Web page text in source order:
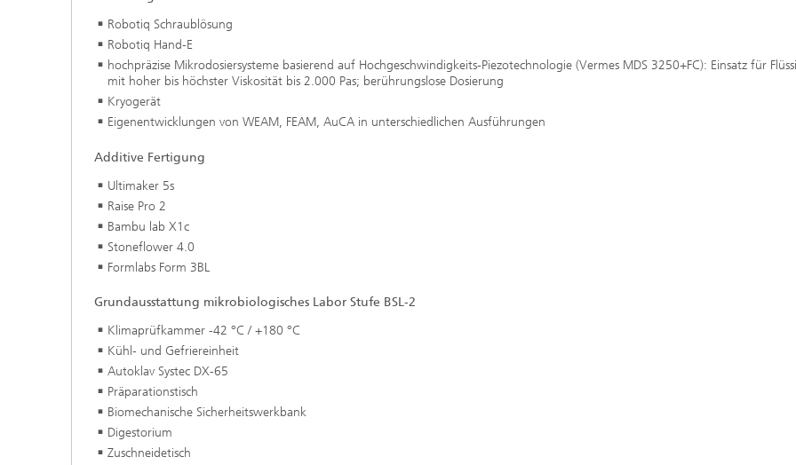
Robotiq Schraublösung
Robotiq Hand-E
hochpräzise Mikrodosiersysteme basierend auf Hochgeschwindigkeits-Piezotechnologie (Vermes MDS 3250+FC): Einsatz für
mit hoher bis höchster Viskosität bis 2.000 Pas; berührungslose Dosierung
Kryogerät
Eigenentwicklungen von WEAM, FEAM, AuCA in unterschiedlichen Ausführungen
Additive Fertigung
Ultimaker 5s
Raise Pro 2
Bambu lab X1c
Stoneflower 4.0
Formlabs Form 3BL
Grundausstattung mikrobiologisches Labor Stufe BSL-2
Klimaprüfkammer -42 °C / +180 °C
Kühl- und Gefriereinheit
Autoklav Systec DX-65
Präparationstisch
Biomechanische Sicherheitswerkbank
Digestorium
Zuschneidetisch